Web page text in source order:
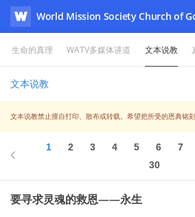
WATV
World Mission Society Church of
生命的真理 WATV多媒体讲道 文本说教
文本说教
文本说教禁止擅自打印、散布或转载。希望把所受的恩典铭
1 2 3 4 5 6 7
30
要寻求灵魂的救恩——永生